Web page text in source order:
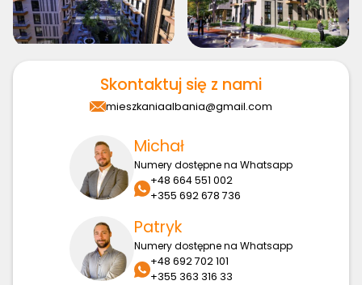
Skontaktuj się z nami
mieszkaniaalbania@gmail.com
Michał
Numery dostępne na Whatsapp
+48 664 551 002
+355 692 678 736
Patryk
Numery dostępne na Whatsapp
+48 692 702 101
+355 363 316 33